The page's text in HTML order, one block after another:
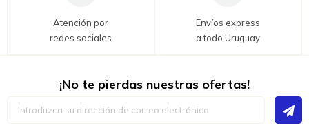
Atención por
redes sociales
Envíos express
a todo Uruguay
¡No te pierdas nuestras ofertas!